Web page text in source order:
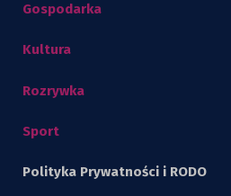
Gospodarka
Kultura
Rozrywka
Sport
Polityka Prywatności i RODO